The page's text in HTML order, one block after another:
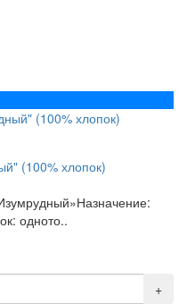
(100% хлопок)
одното..
+